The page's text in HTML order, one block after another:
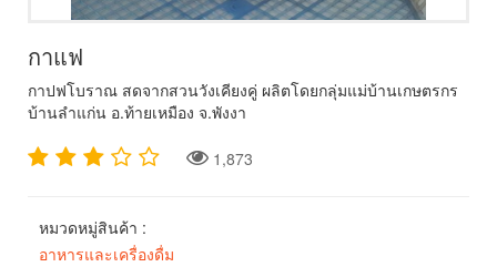
กาแฟ
กาปฟโบราณ สดจากสวนวังเคียงคู่ ผลิตโดยกลุ่มแม่บ้านเกษตรกร
บ้านลำแก่น อ.ท้ายเหมือง จ.พังงา
1,873
หมวดหมู่สินค้า :
อาหารและเครื่องดื่ม